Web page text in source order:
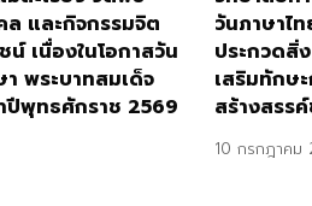
และกิจกรรมจิต
น์ เนื่องในโอกาสวัน
พระบาทสมเด็จ
ปีพุทธศักราช 2569
วันภาษาไ
ประกวดสิ่
เสริมทักษ
สร้างสรร
10 กรกฎาคม